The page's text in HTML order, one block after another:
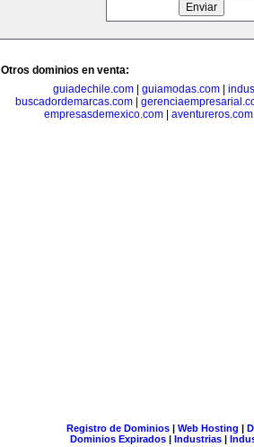
Otros dominios en venta:
guiadechile.com
guiamodas.com
buscadordemarcas.com|
empresasdemexico.com| aventureros.com
Registro de Dominios| Web Hosting |
Dominios Expirados | Industrias |